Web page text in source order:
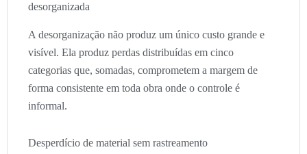
desorganizada
A desorganização não produz um único custo grande e
visível. Ela produz perdas distribuídas em cinco
categorias que, somadas, comprometem a margem de
forma consistente em toda obra onde o controle é
informal.
Desperdício de material sem rastreamento